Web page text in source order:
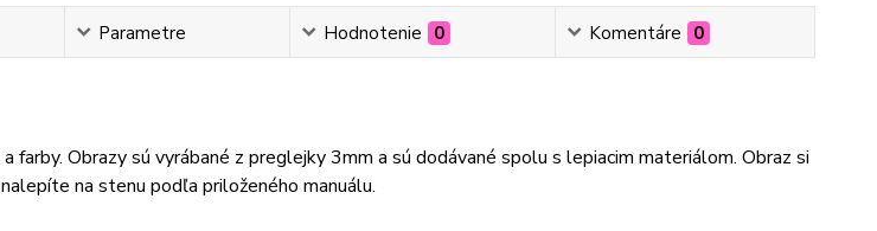
Parametre Hodnotenie 0 Komentáre 0
farby. Obrazy sú vyrábané z preglejky 3mm a sú dodávané spolu s lepiacim materiálom. Obraz si
na stenu podľa priloženého manuálu.